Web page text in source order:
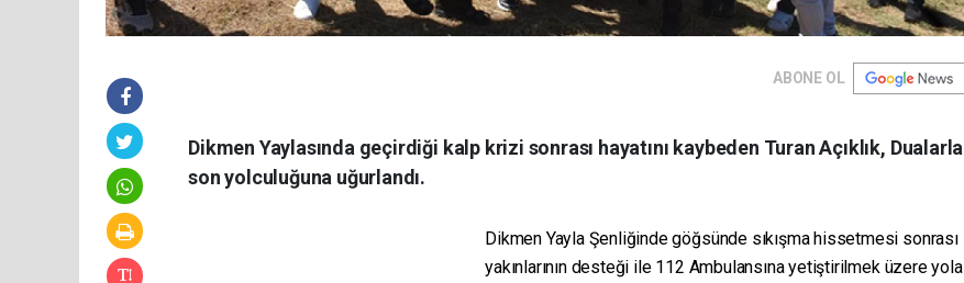
ABONE OL
Dikmen Yaylasında geçirdiği kalp krizi sonrası hayatını kaybeden Turan Açıklık, Dualarla
son yolculuğuna uğurlandı.
Dikmen Yayla Şenliğinde göğsünde sıkışma hissetmesi sonrası
yakınlarının desteği ile 112 Ambulansına yetiştirilmek üzere yola